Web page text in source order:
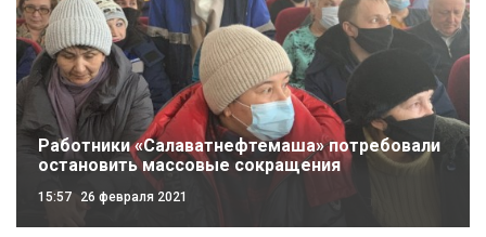
Работники «Салаватнефтемаша» потребовали
остановить массовые сокращения
15:57 26 февраля 2021